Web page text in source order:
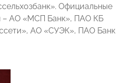
Официальные
– АО «МСП Банк», ПАО КБ
АО «СУЭК», ПАО Банк